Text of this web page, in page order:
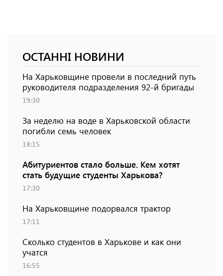
ОСТАННІ НОВИНИ
На Харьковщине провели в последний путь
руководителя подразделения 92-й бригады
19:30
За неделю на воде в Харьковской области
погибли семь человек
18:15
Абитуриентов стало больше. Кем хотят
стать будущие студенты Харькова?
17:30
На Харьковщине подорвался трактор
17:11
Сколько студентов в Харькове и как они
учатся
16:55